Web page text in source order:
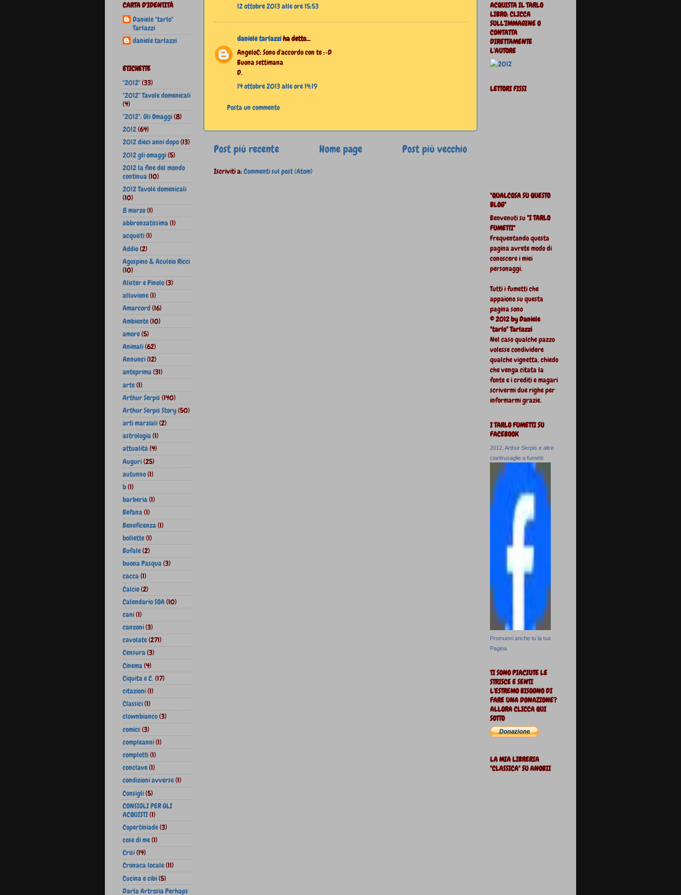
12 ottobre 2013 alle ore 15:53
daniele tarlazziha detto...
AngeloC: Sono d'accordo con te :-D
Buona settimana
D.
14 ottobre 2013 alle ore 14:19
Posta un commento
Post più recente Post più vecchio
Home page
Iscriviti a:Commenti sul post (Atom)
CARTA D'IDENTITÀ
Daniele "tarlo"
Tarlazzi
daniele tarlazzi
ETICHETTE
"2012"(33)
"2012" Tavole domenicali
(4)
"2012": Gli Omaggi(8)
2012(64)
2012 dieci anni dopo(13)
2012 gli omaggi(5)
2012 la fine del mondo
continua(10)
2012 Tavole domenicali
(10)
8 marzo(1)
abbronzatissima(1)
acquisti(1)
Addio(2)
Agospino & Aculeio Ricci
(10)
Alister e Pinolo(3)
alluvione(1)
Amarcord(16)
Ambiente(10)
amore(5)
Animali(62)
Annunci(12)
anteprima(31)
arte(1)
Arthur Serpis(140)
Arthur Serpis Story(50)
arti marziali(2)
astrologia(1)
attualità(4)
Auguri(25)
autunno(1)
b(1)
barberia(1)
Befana(1)
Beneficenza(1)
bollette(1)
Bufale(2)
buona Pasqua(3)
cacca(1)
Calcio(2)
Calendario SOA(10)
cani(1)
canzoni(3)
cavolate(271)
Censura(3)
Cinema(4)
Ciquita e C.(17)
citazioni(1)
Classici(1)
clownbianco(3)
comics(3)
compleanni(1)
complotti(1)
conclave(1)
condizioni avverse(1)
Consigli(5)
CONSIGLI PER GLI
ACQUISTI(1)
Copertiniade(3)
cose di me(1)
Crisi(14)
Cronaca locale(11)
Cucina e cibi(5)
Darla Artrosia Perhaps
ACQUISTA IL TARLO
LIBRO: CLICCA
SULL'IMMAGINE O
CONTATTA
DIRETTAMENTE
L'AUTORE
LETTORI FISSI
"QUALCOSA SU QUESTO
BLOG"
Benvenuti su"I TARLO
FUMETTI"
Frequentando questa
pagina avrete modo di
conoscere i miei
personaggi.
Tutti i fumetti che
appaiono su questa
pagina sono
© 2012 by Daniele
"tarlo" Tarlazzi
Nel caso qualche pazzo
volesse condividere
qualche vignetta, chiedo
che venga citata la
fonte e i crediti e magari
scrivermi due righe per
informarmi grazie.
I TARLO FUMETTI SU
FACEBOOK
2012, Arthur Serpis e altre
cianfrusaglie a fumetti
Promuovi anche tu la tua
Pagina
TI SONO PIACIUTE LE
STRISCE E SENTI
L'ESTREMO BISOGNO DI
FARE UNA DONAZIONE?
ALLORA CLICCA QUI
SOTTO
LA MIA LIBRERIA
"CLASSICA" SU ANOBII